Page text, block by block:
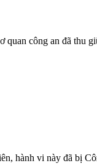
công an đã thu
hành vi này đã bị